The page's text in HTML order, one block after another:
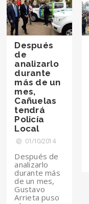
Después
de
analizarlo
durante
más de un
mes,
Cañuelas
tendrá
Policía
Local
01/10/2014
Después de
analizarlo
durante más
de un mes,
Gustavo
Arrieta puso